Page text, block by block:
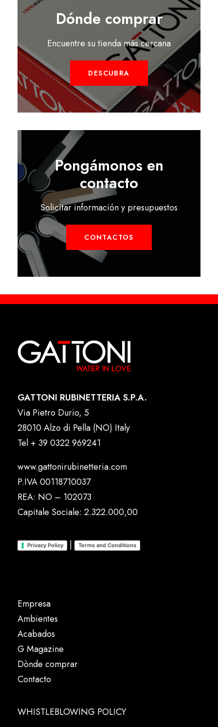
Dónde comprar
Encuentre su tienda más cercana
DESCUBRA
Pongámonos en
contacto
Solicitar información y presupuestos
CONTACTOS
GATTONI RUBINETTERIA S.P.A.
Via Pietro Durio, 5
28010 Alzo di Pella (NO) Italy
Tel + 39 0322 969241
www.gattonirubinetteria.com
P.IVA 00118710037
REA: NO – 102073
Capitale Sociale: 2.322.000,00
Privacy Policy | Terms and Conditions
Empresa
Ambientes
Acabados
G Magazine
Dònde comprar
Contacto
WHISTLEBLOWING POLICY